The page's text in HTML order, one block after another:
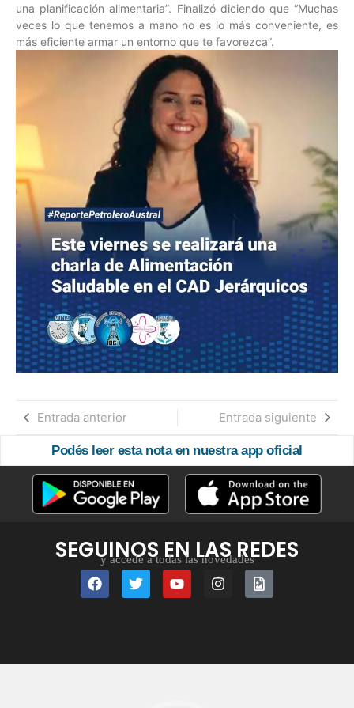
una planificación alimentaria”. Finalizó diciendo que “Muchas
veces lo que tenemos a mano no es lo más conveniente, es
más eficiente armar un entorno que te favorezca”.
Entrada anterior Entrada siguiente
Podés leer esta nota en nuestra app oficial
SEGUINOS EN LAS REDES
y accedé a todas las novedades